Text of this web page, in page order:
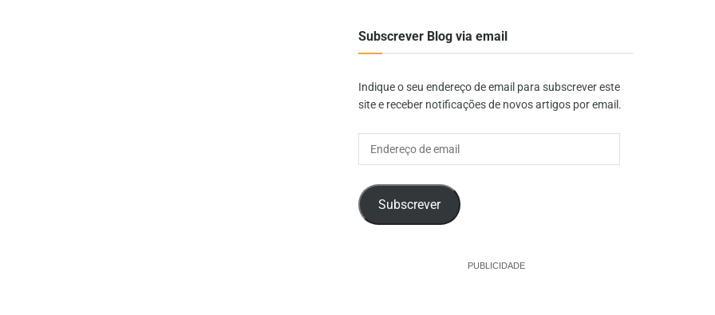
Subscrever Blog via email
Indique o seu endereço de email para subscrever este
site e receber notificações de novos artigos por email.
Subscrever
PUBLICIDADE